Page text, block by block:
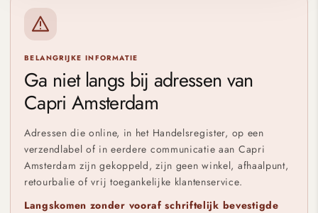
BELANGRIJKE INFORMATIE
Ga niet langs bij adressen van
Capri Amsterdam
Adressen die online, in het Handelsregister, op een
verzendlabel of in eerdere communicatie aan Capri
Amsterdam zijn gekoppeld, zijn geen winkel, afhaalpunt,
retourbalie of vrij toegankelijke klantenservice.
Langskomen zonder vooraf schriftelijk bevestigde